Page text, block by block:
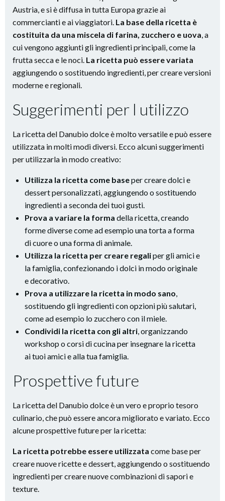
Austria, e si è diffusa in tutta Europa grazie ai
commercianti e ai viaggiatori. La base della ricetta è
costituita da una miscela di farina, zucchero e uova, a
cui vengono aggiunti gli ingredienti principali, come la
frutta secca e le noci. La ricetta può essere variata
aggiungendo o sostituendo ingredienti, per creare versioni
moderne e regionali.
Suggerimenti per l utilizzo
La ricetta del Danubio dolce è molto versatile e può essere
utilizzata in molti modi diversi. Ecco alcuni suggerimenti
per utilizzarla in modo creativo:
Utilizza la ricetta come baseper creare dolci e
dessert personalizzati, aggiungendo o sostituendo
ingredienti a seconda dei tuoi gusti.
Prova a variare la forma della ricetta, creando
forme diverse come ad esempio una torta a forma
di cuore o una forma di animale.
Utilizza la ricetta per creare regaliper gli amici e
la famiglia, confezionando i dolci in modo originale
e decorativo.
Prova a utilizzare la ricetta in modo sano,
sostituendo gli ingredienti con opzioni più salutari,
come ad esempio lo zucchero con il miele.
Condividi la ricetta con gli altri, organizzando
workshop o corsi di cucina per insegnare la ricetta
ai tuoi amici e alla tua famiglia.
Prospettive future
La ricetta del Danubio dolce è un vero e proprio tesoro
culinario, che può essere ancora migliorato e variato. Ecco
alcune prospettive future per la ricetta:
La ricetta potrebbe essere utilizzata come base per
creare nuove ricette e dessert, aggiungendo o sostituendo
ingredienti per creare nuove combinazioni di sapori e
texture.